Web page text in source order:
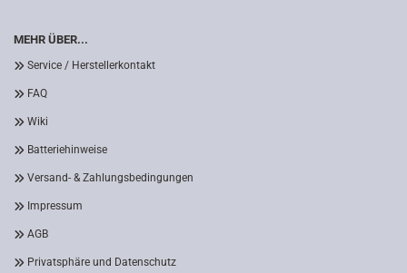
MEHR ÜBER...
Service / Herstellerkontakt
FAQ
Wiki
Batteriehinweise
Versand- & Zahlungsbedingungen
Impressum
AGB
Privatsphäre und Datenschutz